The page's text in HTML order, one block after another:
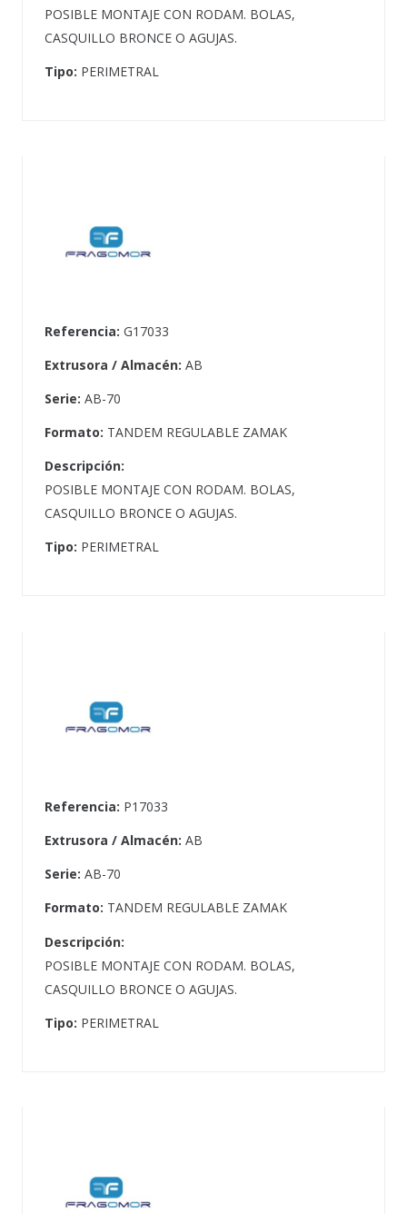
POSIBLE MONTAJE CON RODAM. BOLAS,
CASQUILLO BRONCE O AGUJAS.
Tipo: PERIMETRAL
Referencia: G17033
Extrusora / Almacén: AB
Serie: AB-70
Formato: TANDEM REGULABLE ZAMAK
Descripción:
POSIBLE MONTAJE CON RODAM. BOLAS,
CASQUILLO BRONCE O AGUJAS.
Tipo: PERIMETRAL
Referencia: P17033
Extrusora / Almacén: AB
Serie: AB-70
Formato: TANDEM REGULABLE ZAMAK
Descripción:
POSIBLE MONTAJE CON RODAM. BOLAS,
CASQUILLO BRONCE O AGUJAS.
Tipo: PERIMETRAL